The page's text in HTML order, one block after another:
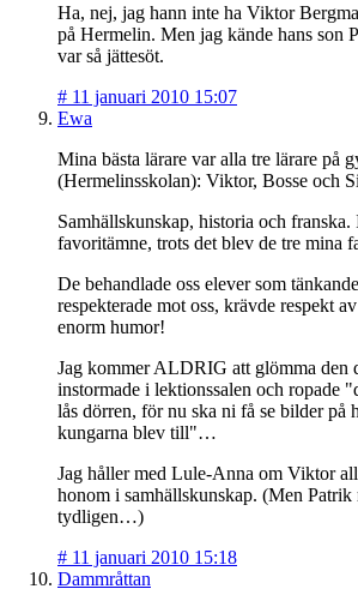
Ha, nej, jag hann inte ha Viktor
på Hermelin. Men jag kände hans son
var så jättesöt.
# 11 januari 2010 15:07
Ewa
Mina bästa lärare var alla tre lärare på
(Hermelinsskolan): Viktor, Bosse och
Samhällskunskap, historia och franska.
favoritämne, trots det blev de tre mina
De behandlade oss elever som
respekterade mot oss, krävde respekt
enorm humor!
Jag kommer ALDRIG att glömma den
instormade i lektionssalen och ropade
lås dörren, för nu ska ni få se bilder på
kungarna blev till"…
Jag håller med Lule-Anna om Viktor
honom i samhällskunskap. (Men Patrik
tydligen…)
# 11 januari 2010 15:18
Dammråttan